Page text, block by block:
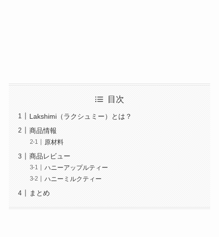
目次
Lakshimi（ラクシュミー）とは？
商品情報
原材料
商品レビュー
ハニーアップルティー
ハニーミルクティー
まとめ